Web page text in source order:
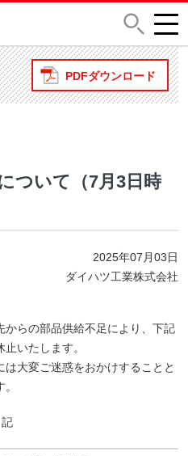
PDFダウンロード
ついて（7月3日時
2025年07月03日
ダイハツ工業株式会社
からの部品供給不足により、下記
いたします。
大変ご迷惑をおかけすることと
記